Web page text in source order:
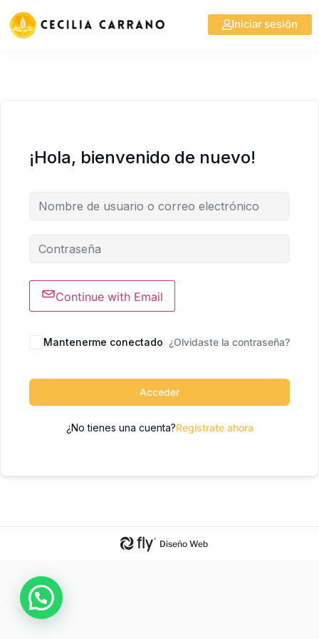
Iniciar sesión
¡Hola, bienvenido de nuevo!
Continue with Email
Mantenerme conectado ¿Olvidaste la contraseña?
Acceder
¿No tienes una cuenta?Regístrate ahora
Diseño Web